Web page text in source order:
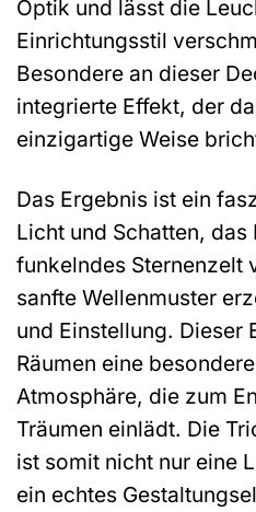
Optik und lässt die
Einrichtungsstil
Besondere an dieser
integrierte Effekt, der
einzigartige Weise
Das Ergebnis ist ein
Licht und Schatten, das
funkelndes Sternenzelt
sanfte Wellenmuster
und Einstellung. Dieser
Räumen eine
Atmosphäre, die zum
Träumen einlädt. Die
ist somit nicht nur eine
ein echtes